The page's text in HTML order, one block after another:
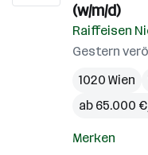
(w/m/d)
Raiffeisen
Gestern
1020 Wien
ab 65.000
Merken